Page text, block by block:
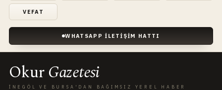
VEFAT
WHATSAPP İLETIŞIM HATTI
OkurGazetesi
İNEGÖL VE BURSA'DAN BAĞIMSIZ YEREL HABER